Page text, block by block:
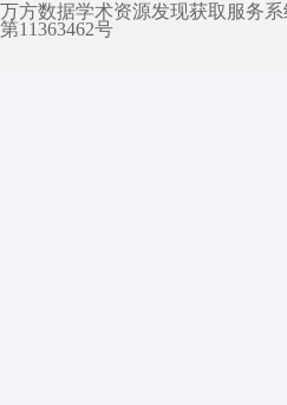
万方数据学术资源发现获取服务
第11363462号